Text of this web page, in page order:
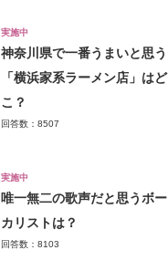
実施中
神奈川県で一番うまいと思う
「横浜家系ラーメン店」はど
こ？
回答数：8507
実施中
唯一無二の歌声だと思うボー
カリストは？
回答数：8103